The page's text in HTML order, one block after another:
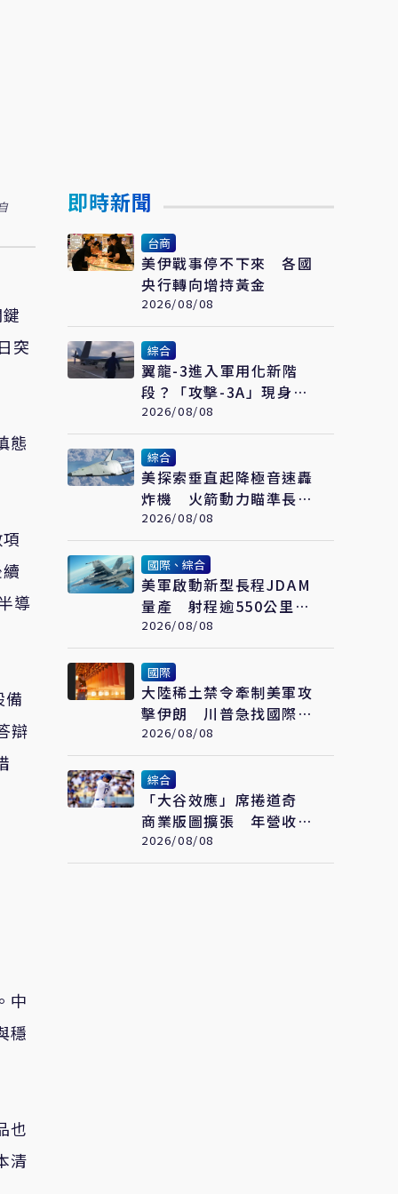
突
態
導
備
辯
中
穩
也
清
即時新聞
台商
美伊戰事停不下來 各國
央行轉向增持黃金
2026/08/08
綜合
翼龍-3進入軍用化新階
段？「攻擊-3A」現身聯
合作戰演練
2026/08/08
綜合
美探索垂直起降極音速轟
炸機 火箭動力瞄準長程
高速打擊
2026/08/08
國際、綜合
美軍啟動新型長程JDAM
量產 射程逾550公里、
低成本 防區外打擊新利
器
2026/08/08
國際
大陸稀土禁令牽制美軍攻
擊伊朗 川普急找國際礦
業巨頭開會反制
2026/08/08
綜合
「大谷效應」席捲道奇
商業版圖擴張 年營收衝
破322億元 只是起點
2026/08/08